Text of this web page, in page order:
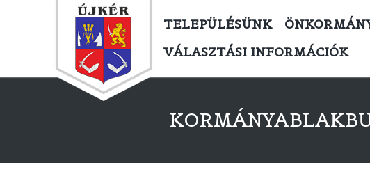
TELEPÜLÉSÜNK
VÁLASZTÁSI INFORMÁCIÓK